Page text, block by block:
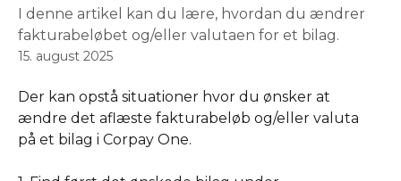
I denne artikel kan du lære, hvordan du ændrer
fakturabeløbet og/eller valutaen for et bilag.
15. august 2025
Der kan opstå situationer hvor du ønsker at
ændre det aflæste fakturabeløb og/eller valuta
på et bilag i Corpay One.